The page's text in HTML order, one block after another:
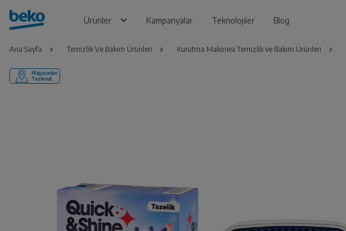
Ürünler Kampanyalar Teknolojiler Blog
Ana Sayfa Temizlik Ve Bakım Ürünleri Kurutma Makinesi Temizlik ve Bakım Ürünleri
Mağazadan
Teslimat